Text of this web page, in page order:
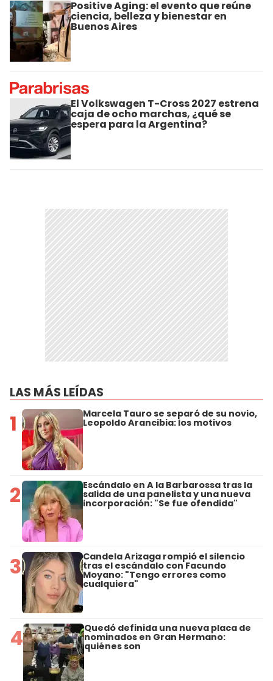
Positive Aging: el evento que reúne
ciencia, belleza y bienestar en
Buenos Aires
El Volkswagen T-Cross 2027 estrena
caja de ocho marchas, ¿qué se
espera para la Argentina?
LAS MÁS LEÍDAS
1 Marcela Tauro se separó de su novio,
Leopoldo Arancibia: los motivos
2 Escándalo en A la Barbarossa tras la
salida de una panelista y una nueva
incorporación: "Se fue ofendida"
3 Candela Arizaga rompió el silencio
tras el escándalo con Facundo
Moyano: "Tengo errores como
cualquiera"
4 Quedó definida una nueva placa de
nominados en Gran Hermano:
quiénes son